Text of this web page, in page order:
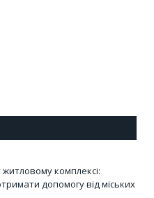
житловому комплексі:
допомогу від міських